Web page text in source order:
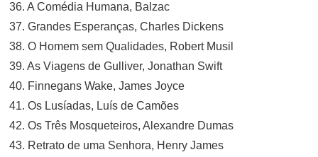
36. A Comédia Humana, Balzac
37. Grandes Esperanças, Charles Dickens
38. O Homem sem Qualidades, Robert Musil
39. As Viagens de Gulliver, Jonathan Swift
40. Finnegans Wake, James Joyce
41. Os Lusíadas, Luís de Camões
42. Os Três Mosqueteiros, Alexandre Dumas
43. Retrato de uma Senhora, Henry James